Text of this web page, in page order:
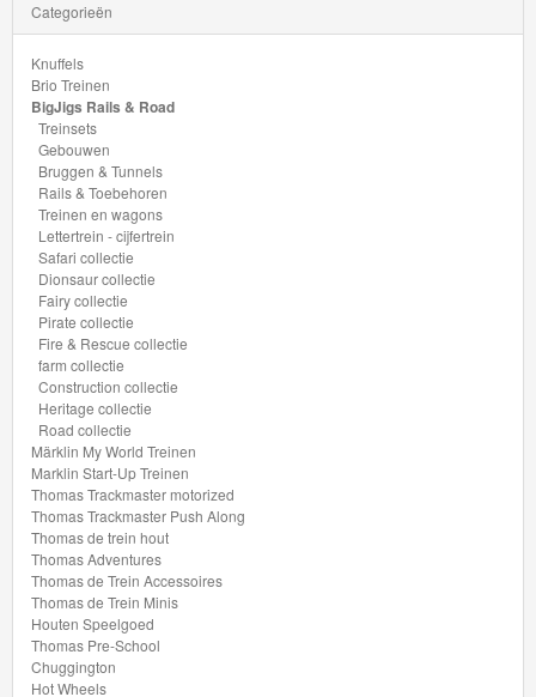
farm
collectie
Construction
collectie
Heritage
collectie
Road
collectie
Märklin
My
World
Treinen
Marklin
Start-
Up
Treinen
Categorieën
Knuffels
Brio Treinen
BigJigs Rails & Road
Treinsets
Gebouwen
Bruggen & Tunnels
Rails & Toebehoren
Treinen en wagons
Lettertrein - cijfertrein
Safari collectie
Dionsaur collectie
Fairy collectie
Pirate collectie
Fire & Rescue collectie
farm collectie
Construction collectie
Heritage collectie
Road collectie
Märklin My World Treinen
Marklin Start-Up Treinen
Thomas Trackmaster motorized
Thomas Trackmaster Push Along
Thomas de trein hout
Thomas Adventures
Thomas de Trein Accessoires
Thomas de Trein Minis
Houten Speelgoed
Thomas Pre-School
Chuggington
Hot Wheels